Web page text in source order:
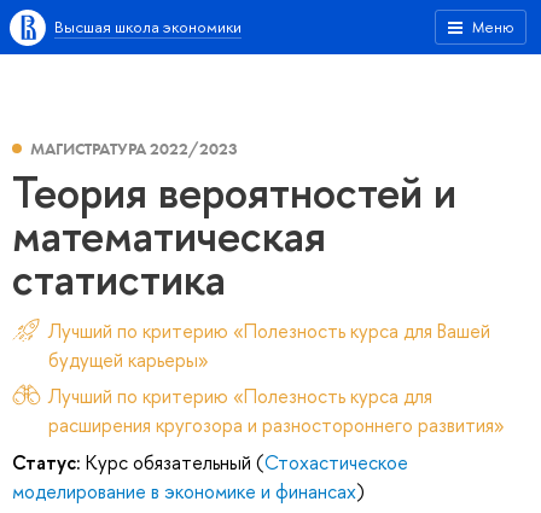
Меню
Высшая школа экономики
МАГИСТРАТУРА 2022/2023
Теория вероятностей и
математическая
статистика
Лучший по критерию «Полезность курса для Вашей
будущей карьеры»
Лучший по критерию «Полезность курса для
расширения кругозора и разностороннего развития»
Статус: Курс обязательный (Стохастическое
моделирование в экономике и финансах)